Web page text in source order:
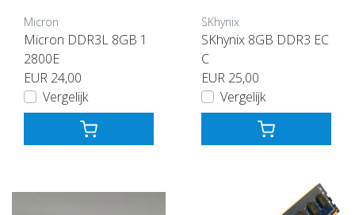
Micron
Micron DDR3L 8GB 1
2800E
EUR 24,00
Vergelijk
SKhynix
SKhynix 8GB DDR3 EC
C
EUR 25,00
Vergelijk